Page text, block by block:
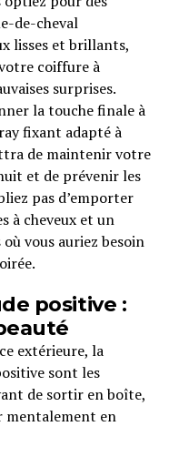
de-cheval
lisses et brillants,
coiffure à
surprises.
la touche finale à
fixant adapté à
de maintenir votre
et de prévenir les
pas d’emporter
à cheveux et un
vous auriez besoin
positive :
extérieure, la
sont les
de sortir en boîte,
mentalement en